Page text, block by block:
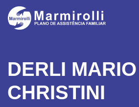
DERLI MARIO
CHRISTINI